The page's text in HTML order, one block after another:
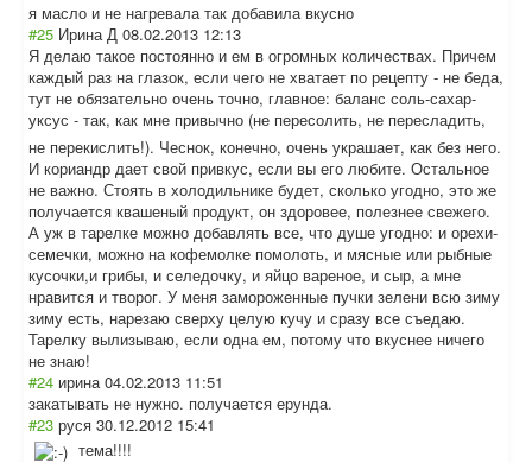
я масло и не нагревала так добавила вкусно
#25 Ирина Д 08.02.2013 12:13
Я делаю такое постоянно и ем в огромных количествах. Причем
каждый раз на глазок, если чего не хватает по рецепту - не беда,
тут не обязательно очень точно, главное: баланс соль-сахар-
уксус - так, как мне привычно (не пересолить, не пересладить,
не перекислить!). Чеснок, конечно, очень украшает, как без него.
И кориандр дает свой привкус, если вы его любите. Остальное
не важно. Стоять в холодильнике будет, сколько угодно, это же
получается квашеный продукт, он здоровее, полезнее свежего.
А уж в тарелке можно добавлять все, что душе угодно: и орехи-
семечки, можно на кофемолке помолоть, и мясные или рыбные
кусочки,и грибы, и селедочку, и яйцо вареное, и сыр, а мне
нравится и творог. У меня замороженные пучки зелени всю зиму
зиму есть, нарезаю сверху целую кучу и сразу все съедаю.
Тарелку вылизываю, если одна ем, потому что вкуснее ничего
не знаю!
#24 ирина 04.02.2013 11:51
закатывать не нужно. получается ерунда.
#23 руся 30.12.2012 15:41
тема!!!!